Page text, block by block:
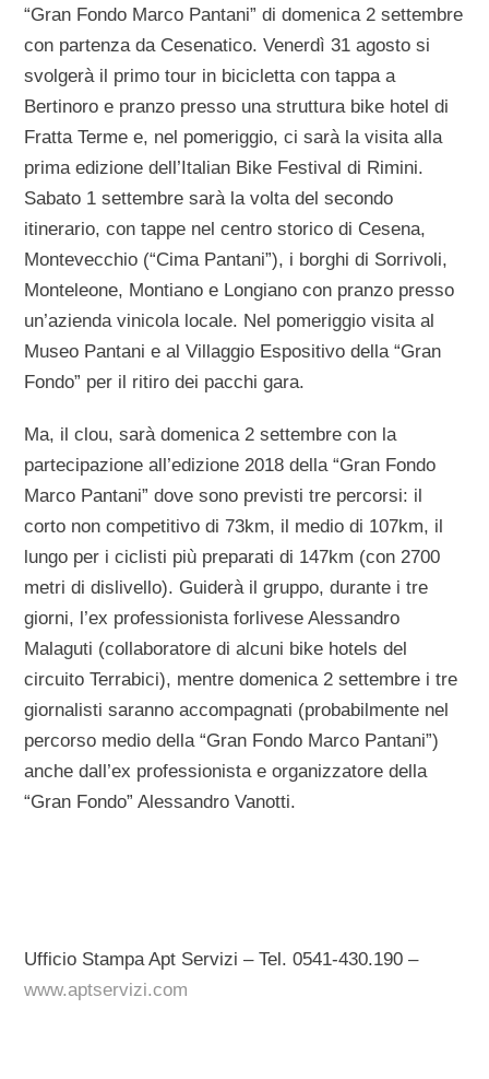
“Gran Fondo Marco Pantani” di domenica 2 settembre
con partenza da Cesenatico. Venerdì 31 agosto si
svolgerà il primo tour in bicicletta con tappa a
Bertinoro e pranzo presso una struttura bike hotel di
Fratta Terme e, nel pomeriggio, ci sarà la visita alla
prima edizione dell’Italian Bike Festival di Rimini.
Sabato 1 settembre sarà la volta del secondo
itinerario, con tappe nel centro storico di Cesena,
Montevecchio (“Cima Pantani”), i borghi di Sorrivoli,
Monteleone, Montiano e Longiano con pranzo presso
un’azienda vinicola locale. Nel pomeriggio visita al
Museo Pantani e al Villaggio Espositivo della “Gran
Fondo” per il ritiro dei pacchi gara.
Ma, il clou, sarà domenica 2 settembre con la
partecipazione all’edizione 2018 della “Gran Fondo
Marco Pantani” dove sono previsti tre percorsi: il
corto non competitivo di 73km, il medio di 107km, il
lungo per i ciclisti più preparati di 147km (con 2700
metri di dislivello). Guiderà il gruppo, durante i tre
giorni, l’ex professionista forlivese Alessandro
Malaguti (collaboratore di alcuni bike hotels del
circuito Terrabici), mentre domenica 2 settembre i tre
giornalisti saranno accompagnati (probabilmente nel
percorso medio della “Gran Fondo Marco Pantani”)
anche dall’ex professionista e organizzatore della
“Gran Fondo” Alessandro Vanotti.
Ufficio Stampa Apt Servizi – Tel. 0541-430.190 –
www.aptservizi.com